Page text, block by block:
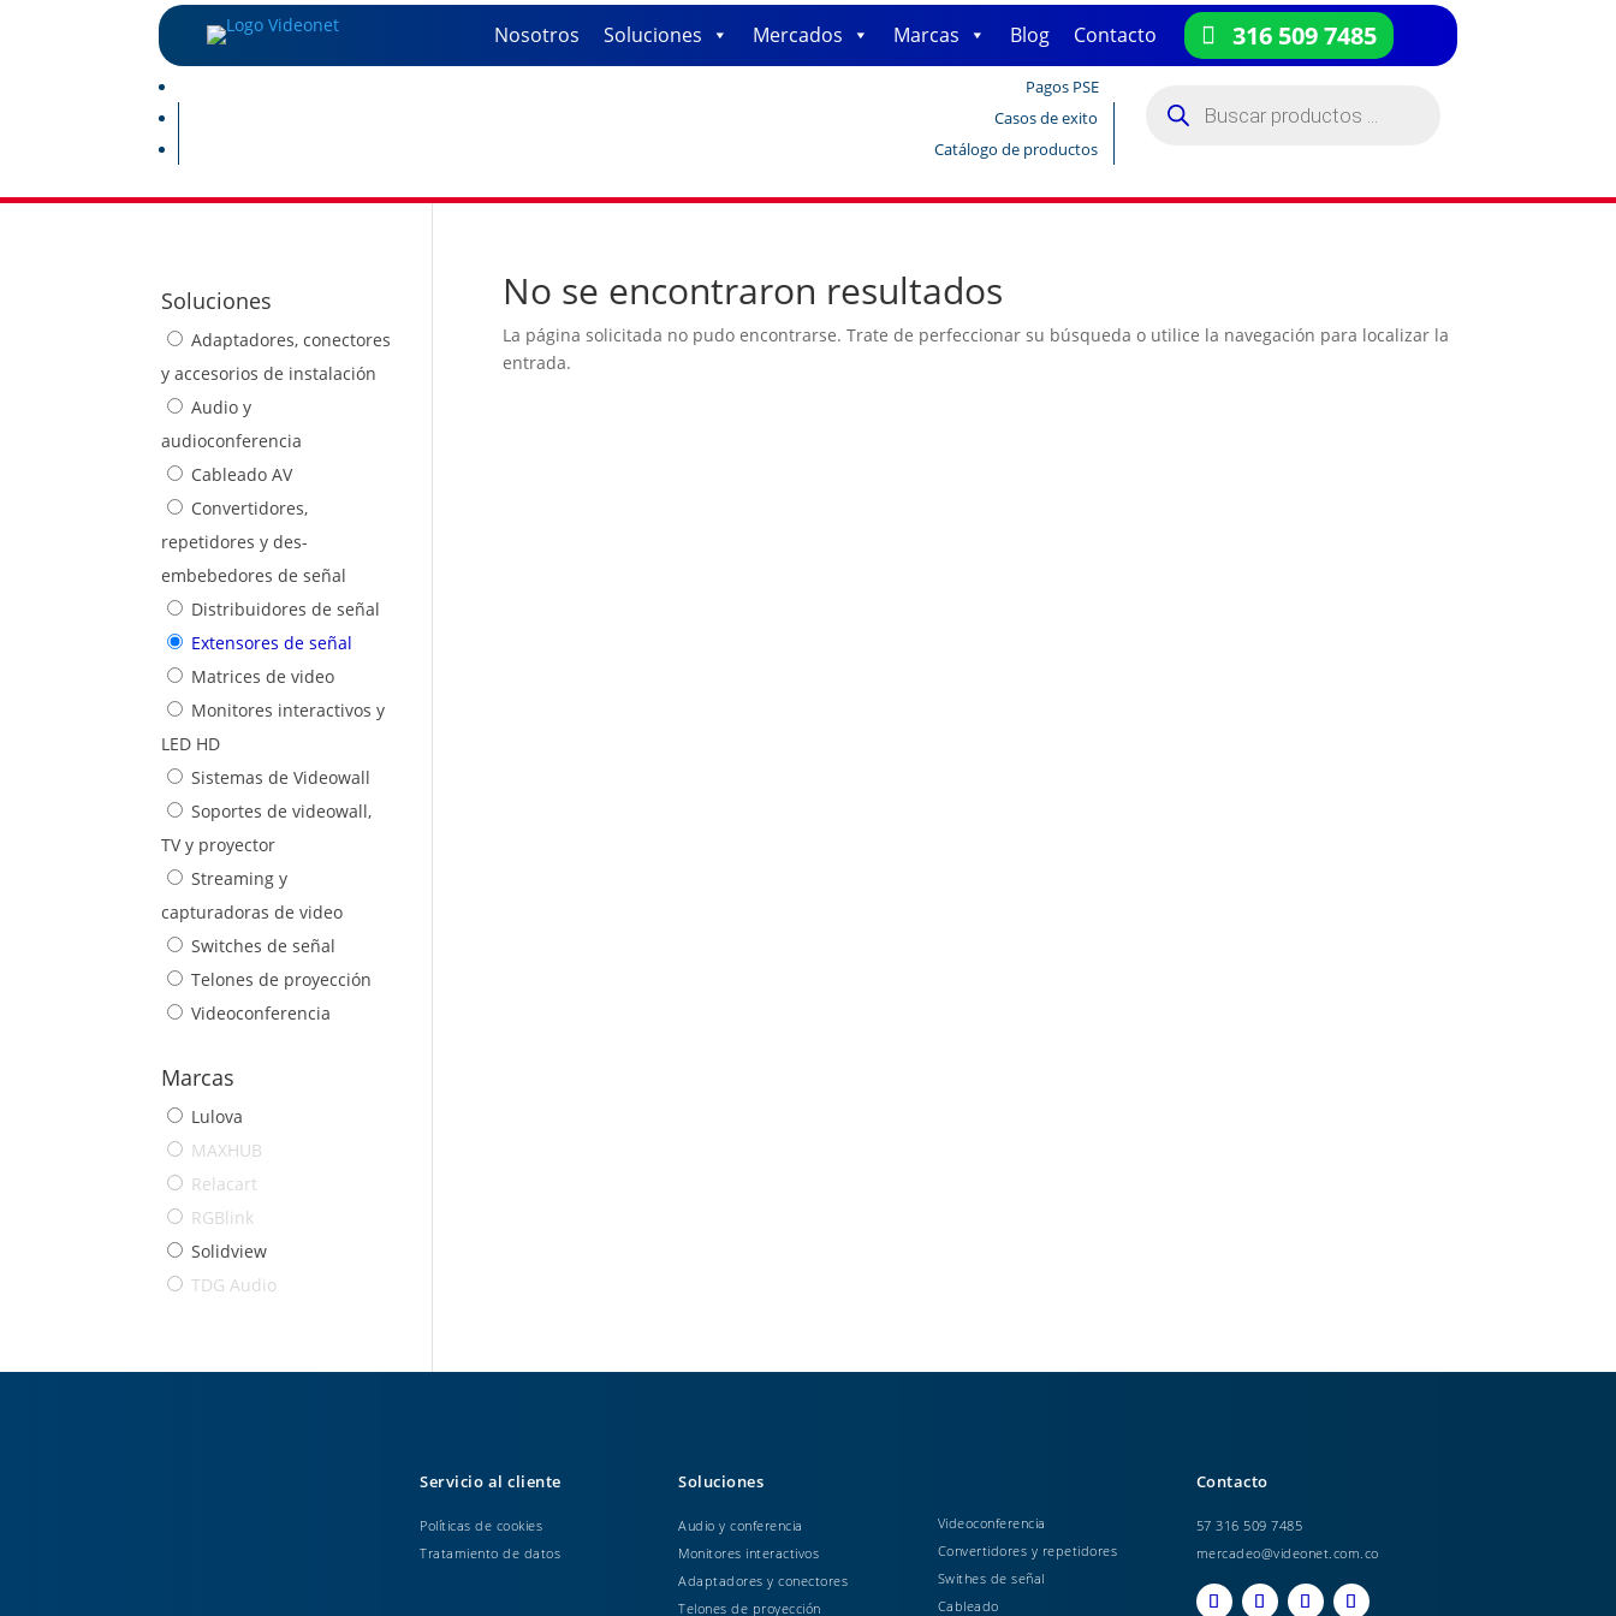
Nosotros Soluciones Mercados Marcas Blog Contacto 316 509 7485
Pagos PSE
Casos de exito
Catálogo de productos
productos
No se encontraron resultados
La página solicitada no pudo encontrarse. Trate de perfeccionar su búsqueda o utilice la navegación para localizar la
entrada.
Soluciones
Adaptadores, conectores
y accesorios de instalación
Audio y
audioconferencia
Cableado AV
Convertidores,
repetidores y des-
embebedores de señal
Distribuidores de señal
Extensores de señal
Matrices de video
Monitores interactivos y
LED HD
Sistemas de Videowall
Soportes de videowall,
TV y proyector
Streaming y
capturadoras de video
Switches de señal
Telones de proyección
Videoconferencia
Marcas
Lulova
MAXHUB
Relacart
RGBlink
Solidview
TDG Audio
Servicio al cliente
Políticas de cookies
Tratamiento de datos
Soluciones
Audio y conferencia
Monitores interactivos
Adaptadores y conectores
Telones de proyección
Videoconferencia
Convertidores y repetidores
Swithes de señal
Cableado
Contacto
57 316 509 7485
mercadeo@videonet.com.co